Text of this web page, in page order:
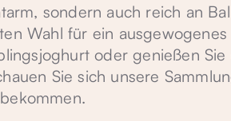
sondern auch reich an
Wahl für ein
oder genießen
Sie sich unsere